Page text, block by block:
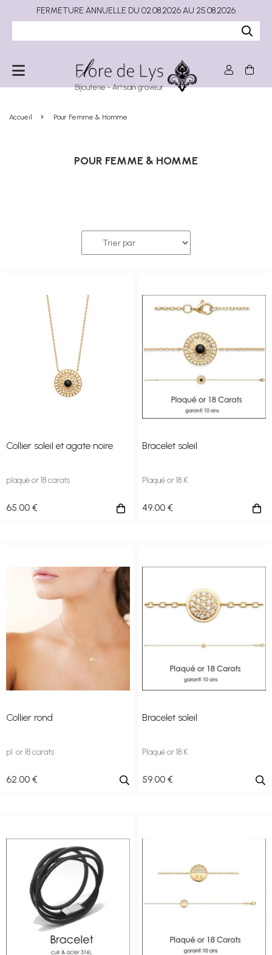
Accueil Pour Femme & Homme
POUR FEMME & HOMME
Collier soleil et agate noire
plaqué or 18 carats
65.00 €
Bracelet soleil
Plaqué or 18 K
49.00 €
Collier rond
pl. or 18 carats
62.00 €
Bracelet soleil
Plaqué or 18 K
59.00 €
FERMETURE ANNUELLE DU 02.08.2026 AU 25.08.2026